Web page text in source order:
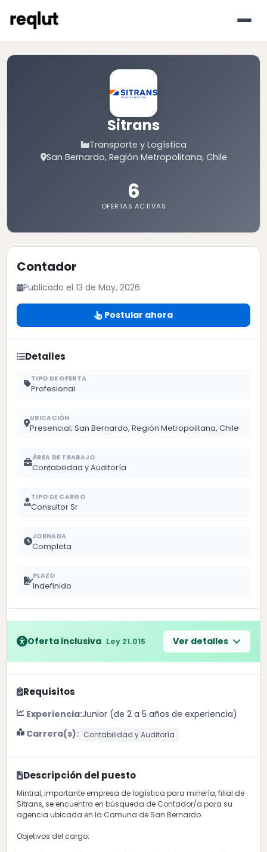
Sitrans
Transporte y Logística
San Bernardo, Región Metropolitana, Chile
6
OFERTAS ACTIVAS
Contador
Publicado el 13 de May, 2026
Postular ahora
Detalles
TIPO DE OFERTA
Profesional
UBICACIÓN
Presencial; San Bernardo, Región Metropolitana, Chile
ÁREA DE TRABAJO
Contabilidad y Auditoría
TIPO DE CARGO
Consultor Sr
JORNADA
Completa
PLAZO
Indefinido
Oferta inclusiva Ley 21.015 Ver detalles
Requisitos
Experiencia:Junior (de 2 a 5 años de experiencia)
Carrera(s): Contabilidad y Auditoría
Descripción del puesto
Mintral, importante empresa de logística para minería, filial de
Sitrans, se encuentra en búsqueda de Contador/a para su
agencia ubicada en la Comuna de San Bernardo.
Objetivos del cargo: